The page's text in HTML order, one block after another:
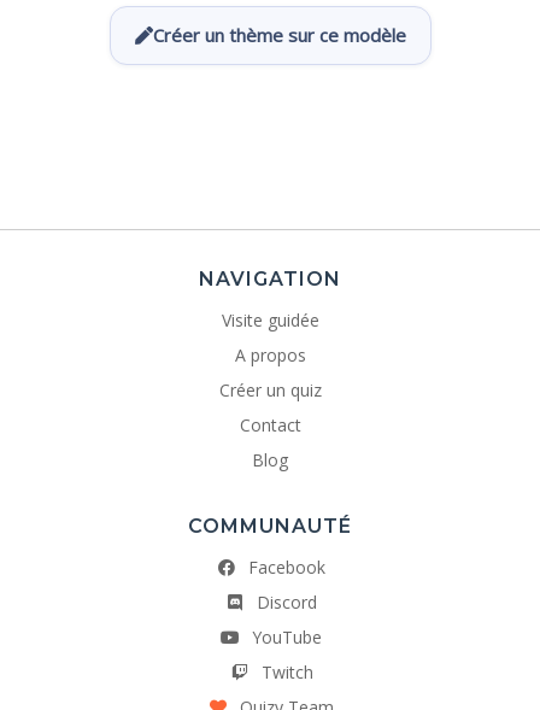
Créer un thème sur ce modèle
NAVIGATION
Visite guidée
A propos
Créer un quiz
Contact
Blog
COMMUNAUTÉ
Facebook
Discord
YouTube
Twitch